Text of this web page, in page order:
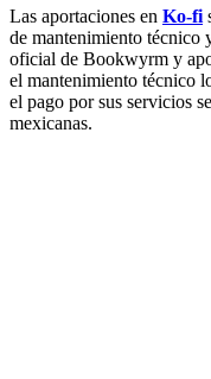
Las aportaciones en Ko-fi
de mantenimiento técnico
oficial de Bookwyrm y
el mantenimiento técnico
el pago por sus servicios
mexicanas.